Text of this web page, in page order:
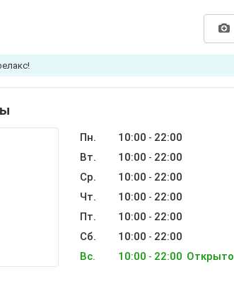
Пн. 10:00 - 22:00
Вт.
10:00 - 22:00
Ср.
10:00 - 22:00
Чт.
10:00 - 22:00
Пт.
10:00 - 22:00
Сб.
10:00 - 22:00
Вс.
10:00 - 22:00 Открыто